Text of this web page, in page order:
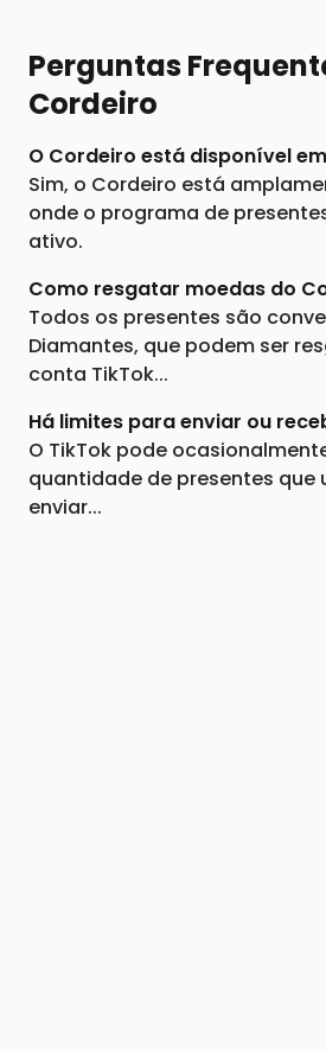
Perguntas
Cordeiro
O Cordeiro está disponível
Sim, o Cordeiro está
onde o programa de
ativo.
Como resgatar moedas do
Todos os presentes são
Diamantes, que podem ser
conta TikTok...
Há limites para enviar ou
O TikTok pode
quantidade de presentes que
enviar...